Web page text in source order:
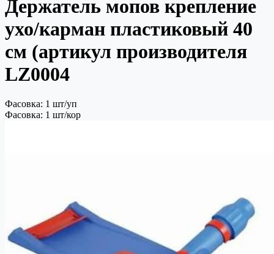
Держатель мопов крепление
ухо/карман пластиковый 40
см (артикул производителя
LZ0004
Фасовка: 1 шт/уп
Фасовка: 1 шт/кор